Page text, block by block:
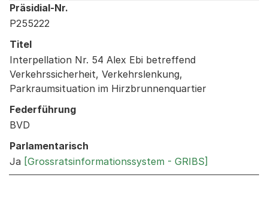
Informationen zum Ausgewählten Geschäft
Präsidial-Nr.
P255222
Titel
Interpellation Nr. 54 Alex Ebi betreffend
Verkehrssicherheit, Verkehrslenkung,
Parkraumsituation im Hirzbrunnenquartier
Federführung
BVD
Parlamentarisch
Ja [Grossratsinformationssystem - GRIBS]